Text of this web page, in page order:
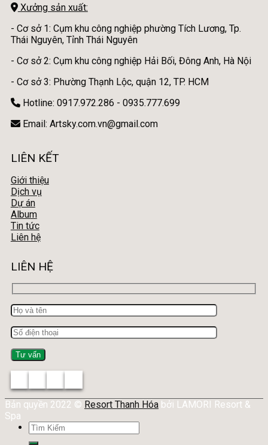
Xưởng sản xuất:
- Cơ sở 1: Cụm khu công nghiệp phường Tích Lương, Tp.
Thái Nguyên, Tỉnh Thái Nguyên
- Cơ sở 2: Cụm khu công nghiệp Hải Bối, Đông Anh, Hà Nội
- Cơ sở 3: Phường Thạnh Lộc, quận 12, TP. HCM
Hotline: 0917.972.286 - 0935.777.699
Email: Artsky.com.vn@gmail.com
LIÊN KẾT
Giới thiệu
Dịch vụ
Dự án
Album
Tin tức
Liên hệ
LIÊN HỆ
Bản quyền 2022 © Resort Thanh Hóa bởi LAMORI Resort &
Spa
Tìm